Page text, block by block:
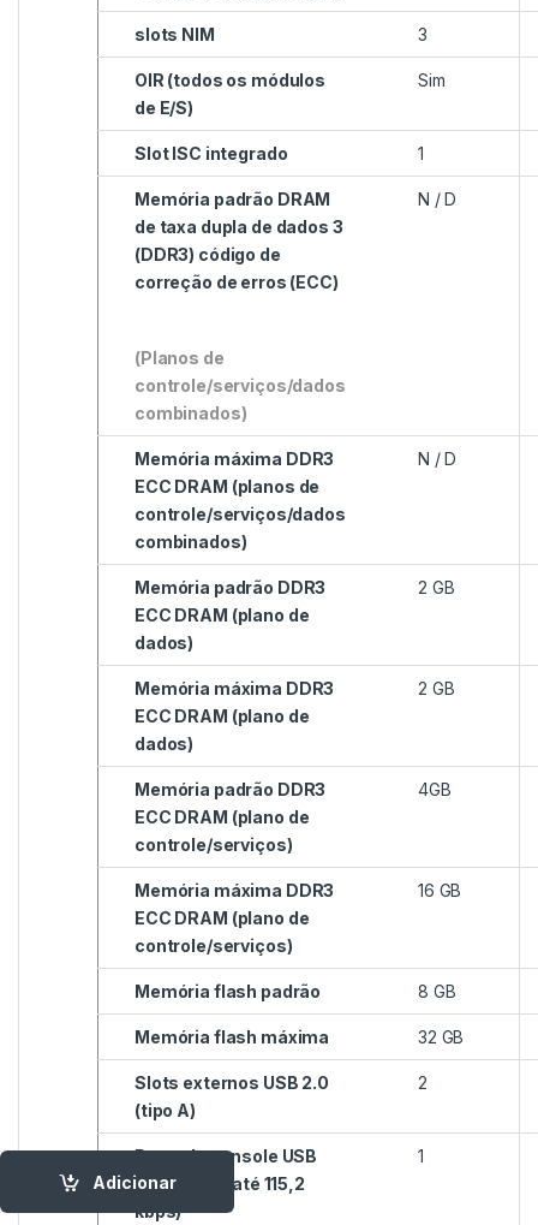
Adicionar
slots NIM 3
OIR (todos os módulos
de E/S)
Sim
Slot ISC integrado 1
Memória padrão DRAM
de taxa dupla de dados 3
(DDR3) código de
correção de erros (ECC)
(Planos de
controle/serviços/dados
combinados)
N / D
Memória máxima DDR3
ECC DRAM (planos de
controle/serviços/dados
combinados)
N / D
Memória padrão DDR3
ECC DRAM (plano de
dados)
2 GB
Memória máxima DDR3
ECC DRAM (plano de
dados)
2 GB
Memória padrão DDR3
ECC DRAM (plano de
controle/serviços)
4GB
Memória máxima DDR3
ECC DRAM (plano de
controle/serviços)
16 GB
Memória flash padrão 8 GB
Memória flash máxima 32 GB
Slots externos USB 2.0
(tipo A)
2
Porta de console USB
tipo B mini (até 115,2
kbps)
1